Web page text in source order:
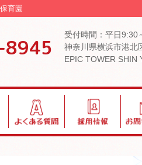
育園
受付時間：平日9:30
神奈川県横浜市港北
EPIC TOWER SHIN
あ
る
い
合